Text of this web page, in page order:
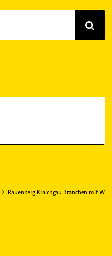
Rauenberg Kraichgau Branchen mit W